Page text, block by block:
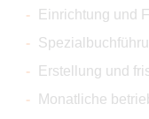
Einrichtung und
Erstellung und
Monatliche